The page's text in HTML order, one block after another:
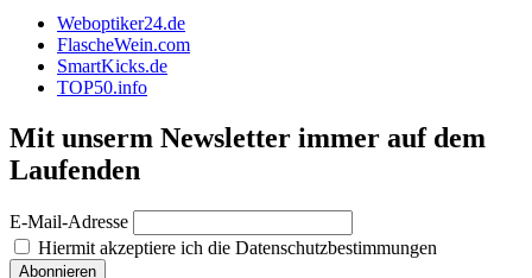
Weboptiker24.de
FlascheWein.com
SmartKicks.de
TOP50.info
Mit unserm Newsletter immer auf dem
Laufenden
E-Mail-Adresse
Hiermit akzeptiere ich die Datenschutzbestimmungen